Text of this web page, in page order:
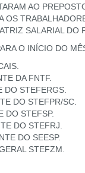
AO
SALARIAL DO
O INÍCIO DO
DA FNTF.
DO STEFERGS.
DO STEFPR/SC.
DO STEFSP.
DO STEFRJ.
DO SEESP.
STEFZM.